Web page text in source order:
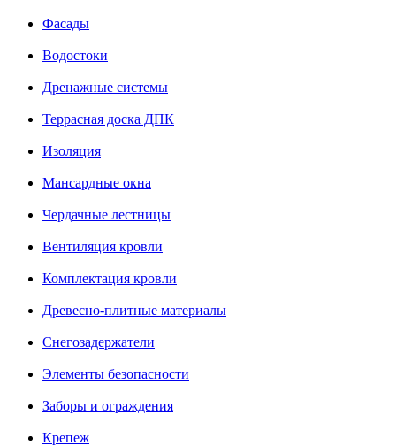
Фасады
Водостоки
Дренажные системы
Террасная доска ДПК
Изоляция
Мансардные окна
Чердачные лестницы
Вентиляция кровли
Комплектация кровли
Древесно-плитные материалы
Снегозадержатели
Элементы безопасности
Заборы и ограждения
Крепеж